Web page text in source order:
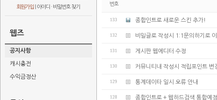
회원가입 아이디 · 비밀번호 찾기
웹즈
공지사항
캐시충전
수익금정산
번호
133 종합인트로 새로운 스킨 추가!
132 비밀글로 작성시 1:1문의하기로
131 게시판 웹에디터 수정
130 커뮤니티내 작성시 적립포인트 변
129 통계데이타 일시 오류 안내
128 종합인트로 + 웹하드검색 통합예